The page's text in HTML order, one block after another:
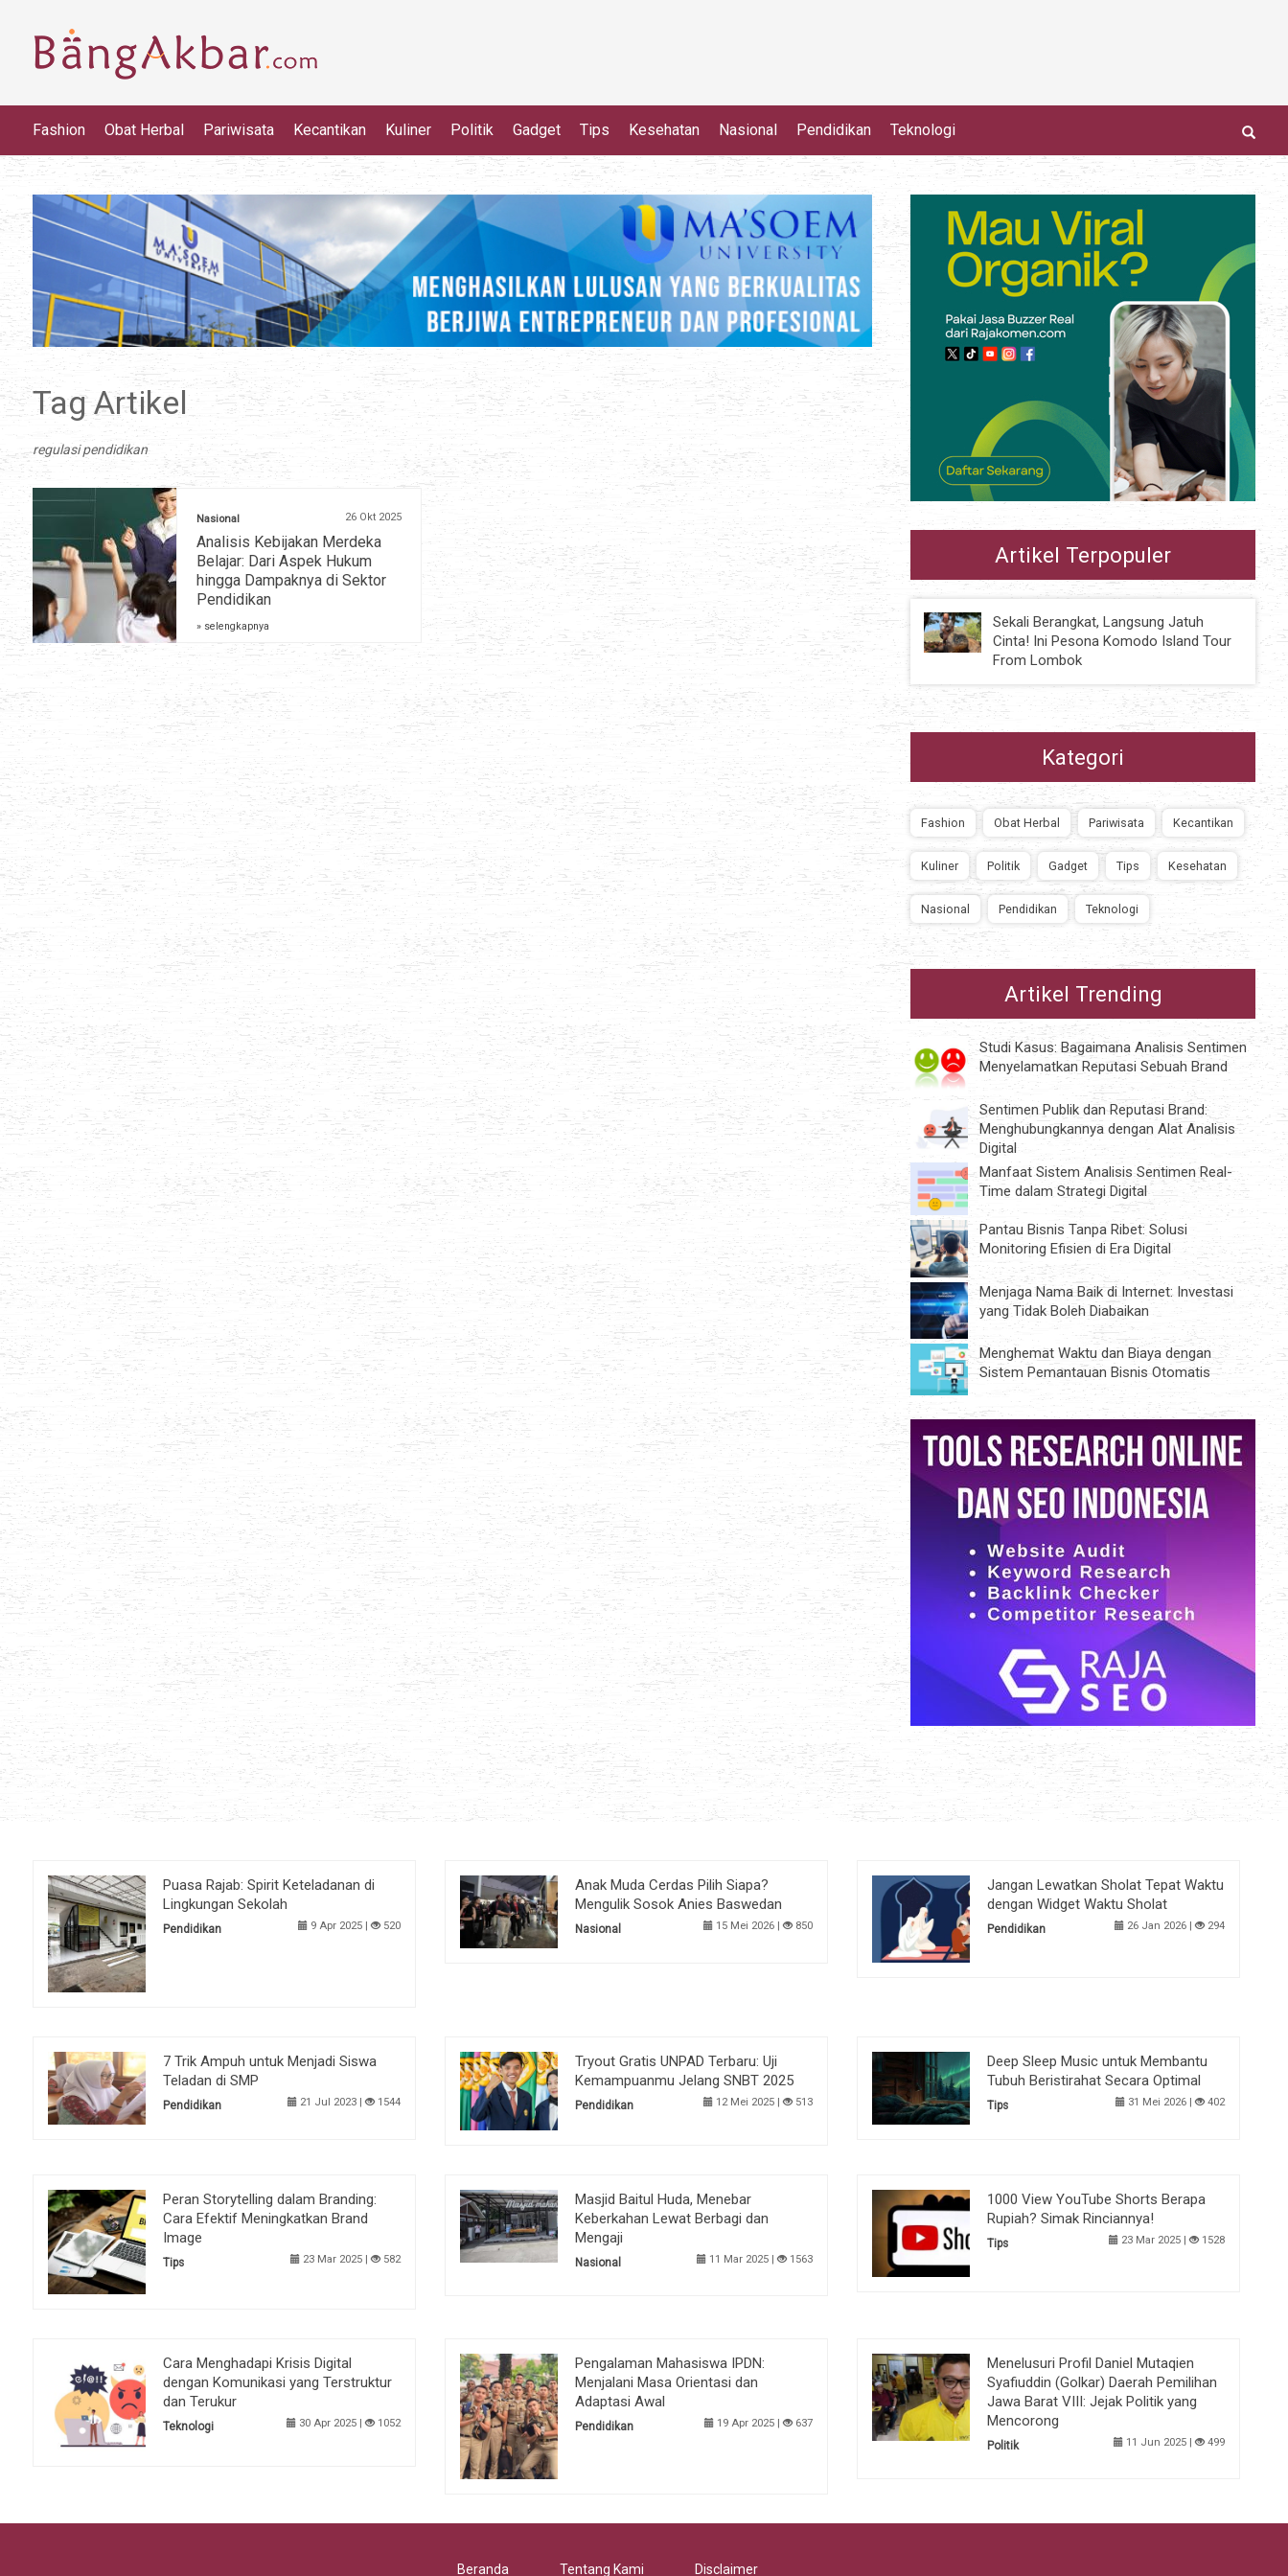
Fashion Obat Herbal Pariwisata Kecantikan Kuliner Politik Gadget Tips Kesehatan Nasional Pendidikan Teknologi
Tag Artikel
regulasi pendidikan
Nasional 26 Okt 2025
Analisis Kebijakan Merdeka
Belajar: Dari Aspek Hukum
hingga Dampaknya di Sektor
Pendidikan
» selengkapnya
Artikel Terpopuler
Sekali Berangkat, Langsung Jatuh
Cinta! Ini Pesona Komodo Island Tour
From Lombok
Kategori
Fashion Obat Herbal Pariwisata Kecantikan
Kuliner Politik Gadget Tips Kesehatan
Nasional Pendidikan Teknologi
Artikel Trending
Studi Kasus: Bagaimana Analisis Sentimen
Menyelamatkan Reputasi Sebuah Brand
Sentimen Publik dan Reputasi Brand:
Menghubungkannya dengan Alat Analisis
Digital
Manfaat Sistem Analisis Sentimen Real-
Time dalam Strategi Digital
Pantau Bisnis Tanpa Ribet: Solusi
Monitoring Efisien di Era Digital
Menjaga Nama Baik di Internet: Investasi
yang Tidak Boleh Diabaikan
Menghemat Waktu dan Biaya dengan
Sistem Pemantauan Bisnis Otomatis
Puasa Rajab: Spirit Keteladanan di
Lingkungan Sekolah
Pendidikan 9 Apr 2025 | 520
Anak Muda Cerdas Pilih Siapa?
Mengulik Sosok Anies Baswedan
Nasional 15 Mei 2026 | 850
Jangan Lewatkan Sholat Tepat Waktu
dengan Widget Waktu Sholat
Pendidikan 26 Jan 2026 | 294
7 Trik Ampuh untuk Menjadi Siswa
Teladan di SMP
Pendidikan 21 Jul 2023 | 1544
Tryout Gratis UNPAD Terbaru: Uji
Kemampuanmu Jelang SNBT 2025
Pendidikan 12 Mei 2025 | 513
Deep Sleep Music untuk Membantu
Tubuh Beristirahat Secara Optimal
Tips 31 Mei 2026 | 402
Peran Storytelling dalam Branding:
Cara Efektif Meningkatkan Brand
Image
Tips 23 Mar 2025 | 582
Masjid Baitul Huda, Menebar
Keberkahan Lewat Berbagi dan
Mengaji
Nasional 11 Mar 2025 | 1563
1000 View YouTube Shorts Berapa
Rupiah? Simak Rinciannya!
Tips 23 Mar 2025 | 1528
Cara Menghadapi Krisis Digital
dengan Komunikasi yang Terstruktur
dan Terukur
Teknologi 30 Apr 2025 | 1052
Pengalaman Mahasiswa IPDN:
Menjalani Masa Orientasi dan
Adaptasi Awal
Pendidikan 19 Apr 2025 | 637
Menelusuri Profil Daniel Mutaqien
Syafiuddin (Golkar) Daerah Pemilihan
Jawa Barat VIII: Jejak Politik yang
Mencorong
Politik 11 Jun 2025 | 499
Beranda Tentang Kami Disclaimer